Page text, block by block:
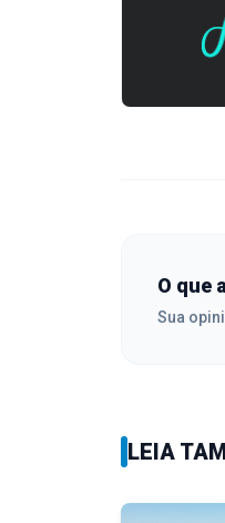
O que
Sua
LEIA